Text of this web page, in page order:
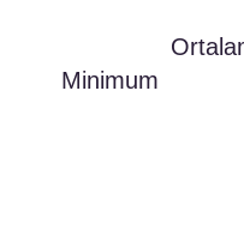
Minimum